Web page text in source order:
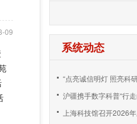
09
系统动态
“点亮诚信明灯 照亮科
沪疆携手数字科普“行
上海科技馆召开2026